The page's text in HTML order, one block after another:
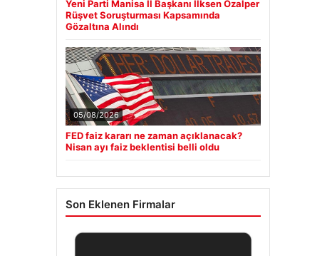
Yeni Parti Manisa İl Başkanı İlksen Özalper
Rüşvet Soruşturması Kapsamında
Gözaltına Alındı
05/08/2026
FED faiz kararı ne zaman açıklanacak?
Nisan ayı faiz beklentisi belli oldu
Son Eklenen Firmalar